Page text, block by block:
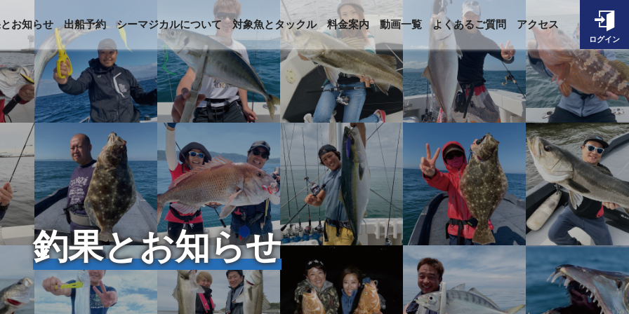
お知らせ 出船予約 シーマジカルについて 対象魚とタックル 料金案内 動画一覧 よくあるご質問 アクセス
ログイン
釣果とお知らせ